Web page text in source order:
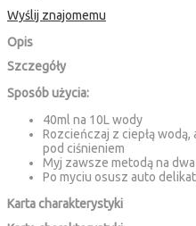
Wyślij znajomemu
Opis
Szczegóły
Sposób użycia:
40ml na 10L wody
Rozcieńczaj z ciepłą
pod ciśnieniem
Myj zawsze metodą na
Po myciu osusz auto
Karta charakterystyki